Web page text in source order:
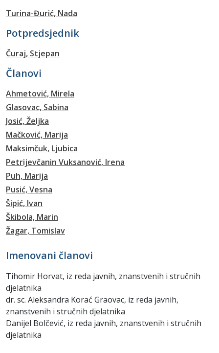
Turina-Đurić, Nada
Potpredsjednik
Čuraj, Stjepan
Članovi
Ahmetović, Mirela
Glasovac, Sabina
Josić, Željka
Mačković, Marija
Maksimčuk, Ljubica
Petrijevčanin Vuksanović, Irena
Puh, Marija
Pusić, Vesna
Šipić, Ivan
Škibola, Marin
Žagar, Tomislav
Imenovani članovi
Tihomir Horvat, iz reda javnih, znanstvenih i stručnih
djelatnika
dr. sc. Aleksandra Korać Graovac, iz reda javnih,
znanstvenih i stručnih djelatnika
Danijel Bolčević, iz reda javnih, znanstvenih i stručnih
djelatnika